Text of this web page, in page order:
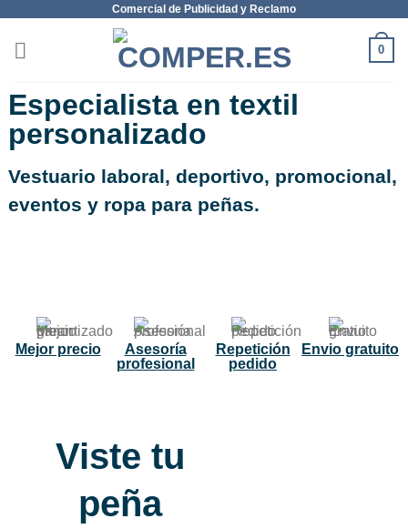
Comercial de Publicidad y Reclamo
0
Especialista en textil
personalizado
Vestuario laboral, deportivo, promocional,
eventos y ropa para peñas.
NUEVO Envio gratuito
Repetición
pedido
Asesoría
profesional
Mejor precio
Viste tu
peña